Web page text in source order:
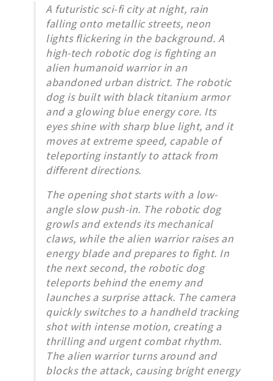
A futuristic sci-fi city at night, rain
falling onto metallic streets, neon
lights flickering in the background. A
high-tech robotic dog is fighting an
alien humanoid warrior in an
abandoned urban district. The robotic
dog is built with black titanium armor
and a glowing blue energy core. Its
eyes shine with sharp blue light, and it
moves at extreme speed, capable of
teleporting instantly to attack from
different directions.
The opening shot starts with a low-
angle slow push-in. The robotic dog
growls and extends its mechanical
claws, while the alien warrior raises an
energy blade and prepares to fight. In
the next second, the robotic dog
teleports behind the enemy and
launches a surprise attack. The camera
quickly switches to a handheld tracking
shot with intense motion, creating a
thrilling and urgent combat rhythm.
The alien warrior turns around and
blocks the attack, causing bright energy